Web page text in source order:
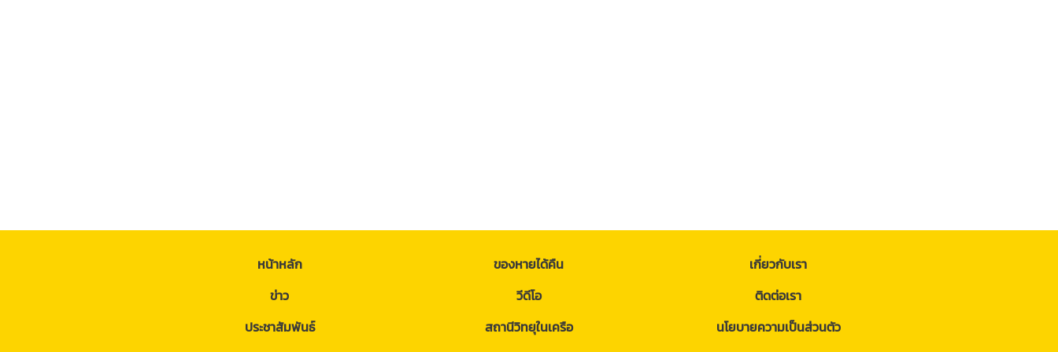
หน้าหลัก
ข่าว
ประชาสัมพันธ์
ของหายได้คืน
วีดีโอ
สถานีวิทยุในเครือ
เกี่ยวกับเรา
ติดต่อเรา
นโยบายความเป็นส่วนตัว